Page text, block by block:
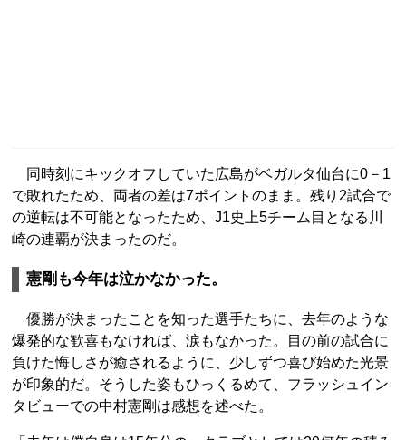
同時刻にキックオフしていた広島がベガルタ仙台に0－1
で敗れたため、両者の差は7ポイントのまま。残り2試合で
の逆転は不可能となったため、J1史上5チーム目となる川
崎の連覇が決まったのだ。
憲剛も今年は泣かなかった。
優勝が決まったことを知った選手たちに、去年のような
爆発的な歓喜もなければ、涙もなかった。目の前の試合に
負けた悔しさが癒されるように、少しずつ喜び始めた光景
が印象的だ。そうした姿もひっくるめて、フラッシュイン
タビューでの中村憲剛は感想を述べた。